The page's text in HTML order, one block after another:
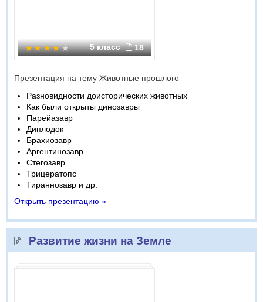
5 класс 18
Презентация на тему Животные прошлого
Разновидности доисторических животных
Как были открыты динозавры
Парейазавр
Диплодок
Брахиозавр
Аргентинозавр
Стегозавр
Трицератопс
Тираннозавр и др.
Открыть презентацию »
Развитие жизни на Земле